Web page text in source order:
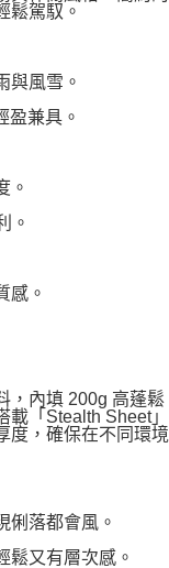
鬆駕馭。
與風雪。
盈兼具。
。
。
感。
，內填 200g 高蓬鬆
「Stealth Sheet」
度，確保在不同環境
俐落都會風。
鬆又有層次感。